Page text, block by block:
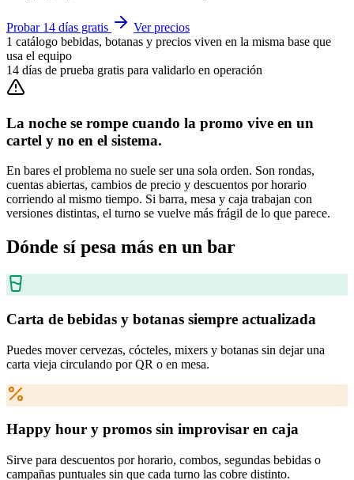
Probar 14 días gratis
Ver precios
1 catálogo bebidas, botanas y precios viven en la misma base que
usa el equipo
14 días de prueba gratis para validarlo en operación
La noche se rompe cuando la promo vive en un
cartel y no en el sistema.
En bares el problema no suele ser una sola orden. Son rondas,
cuentas abiertas, cambios de precio y descuentos por horario
corriendo al mismo tiempo. Si barra, mesa y caja trabajan con
versiones distintas, el turno se vuelve más frágil de lo que parece.
Dónde sí pesa más en un bar
Carta de bebidas y botanas siempre actualizada
Puedes mover cervezas, cócteles, mixers y botanas sin dejar una
carta vieja circulando por QR o en mesa.
Happy hour y promos sin improvisar en caja
Sirve para descuentos por horario, combos, segundas bebidas o
campañas puntuales sin que cada turno las cobre distinto.